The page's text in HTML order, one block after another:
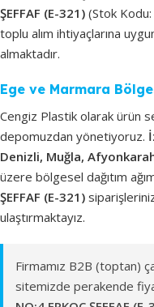
ŞEFFAF (E-321) (Stok
toplu alım ihtiyaçlarına
almaktadır.
Ege ve Marmara
Cengiz Plastik olarak ürün
depomuzdan yönetiyoruz.
Denizli, Muğla,
üzere bölgesel dağıtım
ŞEFFAF (E-321)
ulaştırmaktayız.
Firmamız B2B (toptan)
sitemizde perakende